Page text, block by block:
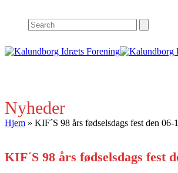
Search
Nyheder
Hjem » KIF´S 98 års fødselsdags fest den 06-
KIF´S 98 års fødselsdags fest